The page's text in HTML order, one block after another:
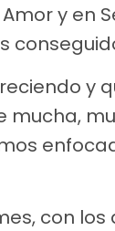
y en
y
mucha,
con los